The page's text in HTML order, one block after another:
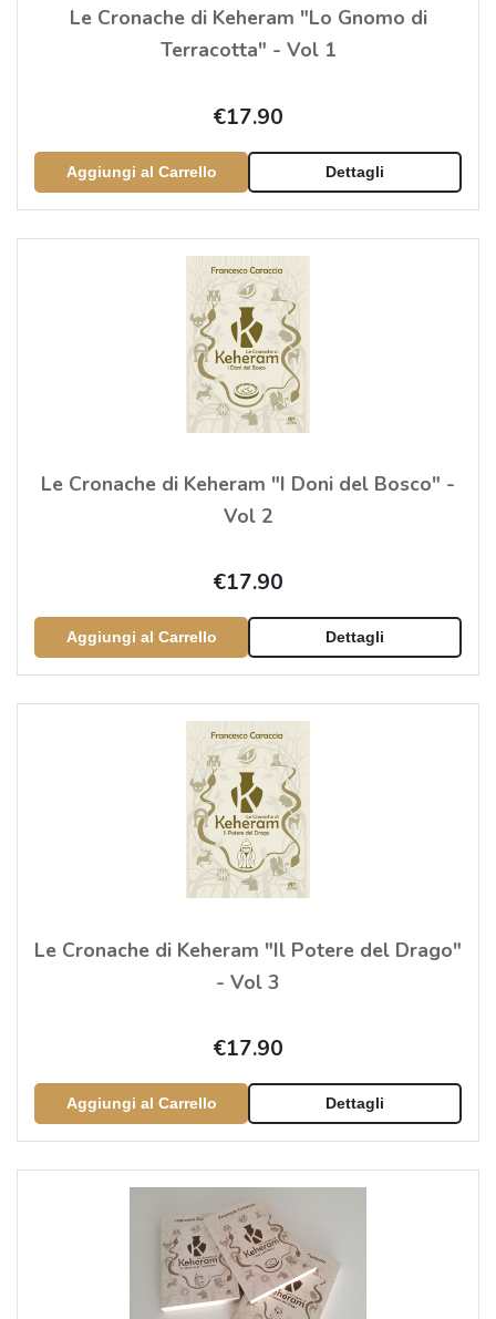
Le Cronache di Keheram "Lo Gnomo di
Terracotta" - Vol 1
€17.90
Aggiungi al Carrello Dettagli
Le Cronache di Keheram "I Doni del Bosco" -
Vol 2
€17.90
Aggiungi al Carrello Dettagli
Le Cronache di Keheram "Il Potere del Drago"
- Vol 3
€17.90
Aggiungi al Carrello Dettagli